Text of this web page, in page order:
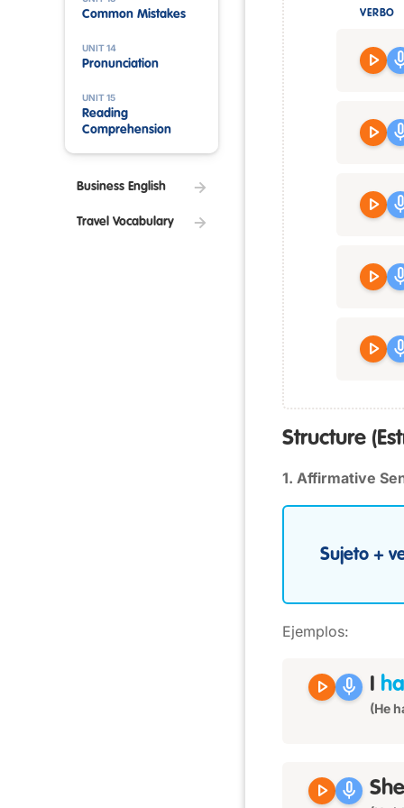
Common Mistakes
UNIT 14
Pronunciation
UNIT 15
Reading
Comprehension
Business English
Travel Vocabulary
VERBO
play_arrow
play_arrow
play_arrow
play_arrow
play_arrow
Structure
1. Affirmative
Sujeto +
Ejemplos:
play_arrow mic I
(He
play_arrow mic She